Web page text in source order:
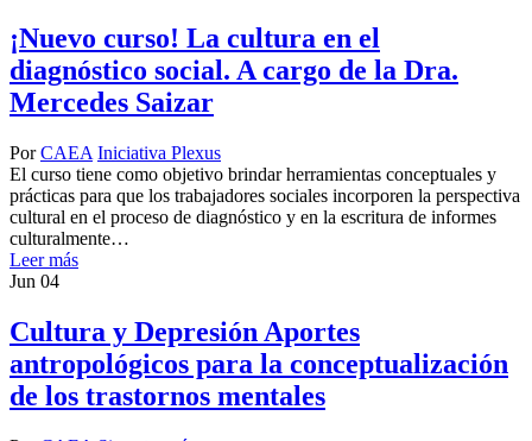
¡Nuevo curso! La cultura en el
diagnóstico social. A cargo de la Dra.
Mercedes Saizar
Por CAEA Iniciativa Plexus
El curso tiene como objetivo brindar herramientas conceptuales y
prácticas para que los trabajadores sociales incorporen la perspectiva
cultural en el proceso de diagnóstico y en la escritura de informes
culturalmente…
Leer más
Jun 04
Cultura y Depresión Aportes
antropológicos para la conceptualización
de los trastornos mentales